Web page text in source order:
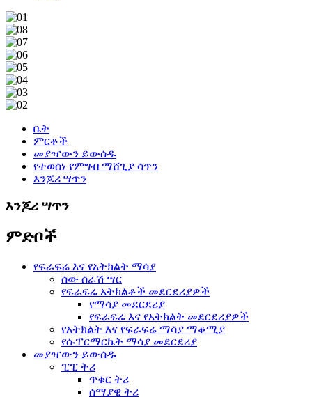
ቤት
ምርቶች
መያዣውን ይውሰዱ
የተወሰነ የምግብ ማሸጊያ ሳጥን
እንጆሪ ሣጥን
እንጆሪ ሣጥን
ምድቦች
የፍራፍሬ እና የአትክልት ማሳያ
ሰው ሰራሽ ሣር
የፍራፍሬ አትክልቶች መደርደሪያዎች
የማሳያ መደርደሪያ
የፍራፍሬ እና የአትክልት መደርደሪያዎች
የአትክልት እና የፍራፍሬ ማሳያ ማቆሚያ
የሱፐርማርኬት ማሳያ መደርደሪያ
መያዣውን ይውሰዱ
ፒፒ ትሪ
ጥቁር ትሪ
ሰማያዊ ትሪ